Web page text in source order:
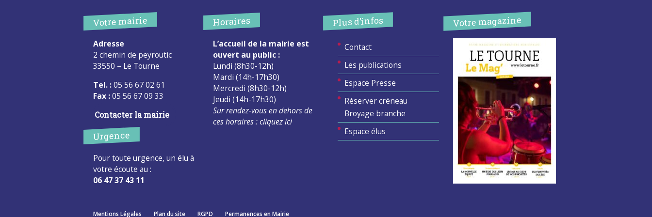
Votre mairie
Adresse
2 chemin de peyroutic
33550 – Le Tourne
Tel. :05 56 67 02 61
Fax :05 56 67 09 33
Contacter la mairie
Urgence
Pour toute urgence, un élu à
votre écoute au :
06 47 37 43 11
Horaires
L’accueil de la mairie est
ouvert au public :
Lundi (8h30-12h)
Mardi (14h-17h30)
Mercredi (8h30-12h)
Jeudi (14h-17h30)
Sur rendez-vous en dehors de
ces horaires :cliquez ici
Plus d’infos
Contact
Les publications
Espace Presse
Réserver créneau
Broyage branche
Espace élus
Votre magazine
Mentions Légales Plan du site RGPD Permanences en Mairie